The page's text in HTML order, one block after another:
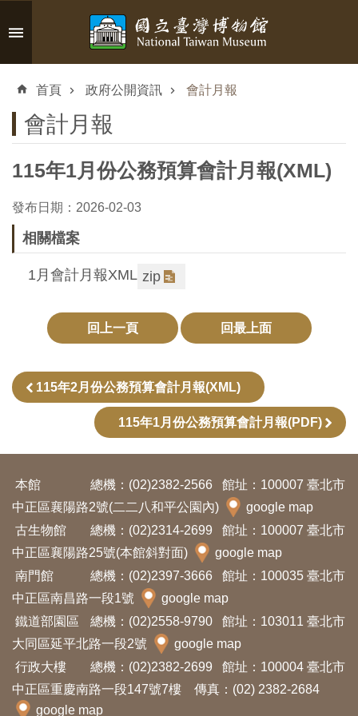
跳到主要內容區塊
搜
識
臺
訊
覽
資
訊
教
育
活
動
出
版
文
首頁 政府公開資訊 會計月報
會計月報
115年1月份公務預算會計月報(XML)
發布日期：2026-02-03
相關檔案
1月會計月報XML zip
回上一頁 回最上面
115年2月份公務預算會計月報(XML)
115年1月份公務預算會計月報(PDF)
本館 總機：(02)2382-2566
館址：100007 臺北市
中正區襄陽路2號(二二八和平公園內)
google map
古生物館
總機：(02)2314-2699
館址：100007 臺北市
中正區襄陽路25號(本館斜對面)
google map
南門館
總機：(02)2397-3666
館址：100035 臺北市
中正區南昌路一段1號
google map
鐵道部園區
總機：(02)2558-9790
館址：103011 臺北市
大同區延平北路一段2號
google map
行政大樓
總機：(02)2382-2699
館址：100004 臺北市
中正區重慶南路一段147號7樓 傳真：(02) 2382-2684
google map